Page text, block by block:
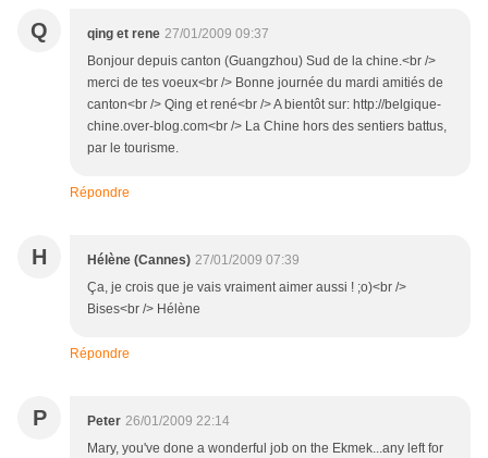
Q qing et rene 27/01/2009 09:37
Bonjour depuis canton (Guangzhou) Sud de la chine.<br />
merci de tes voeux<br /> Bonne journée du mardi amitiés de
canton<br /> Qing et rené<br /> A bientôt sur: http://belgique-
chine.over-blog.com<br /> La Chine hors des sentiers battus,
par le tourisme.
Répondre
H Hélène (Cannes) 27/01/2009 07:39
Ça, je crois que je vais vraiment aimer aussi ! ;o)<br />
Bises<br /> Hélène
Répondre
P Peter 26/01/2009 22:14
Mary, you've done a wonderful job on the Ekmek...any left for